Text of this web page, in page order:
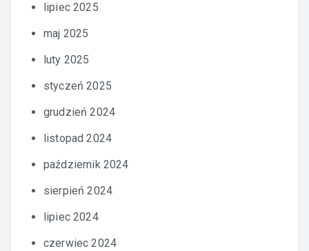
lipiec 2025
maj 2025
luty 2025
styczeń 2025
grudzień 2024
listopad 2024
październik 2024
sierpień 2024
lipiec 2024
czerwiec 2024